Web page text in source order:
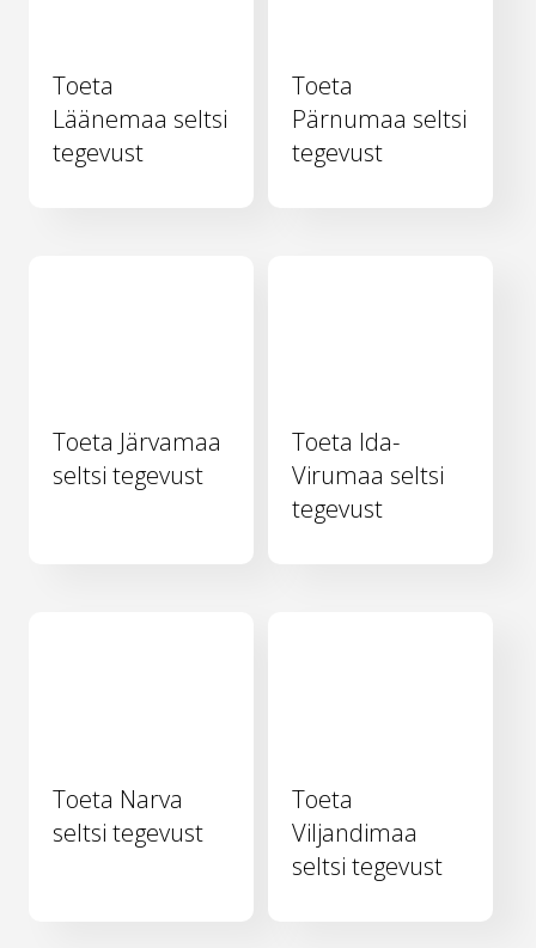
Toeta
Läänemaa seltsi
tegevust
Toeta
Pärnumaa seltsi
tegevust
Toeta Järvamaa
seltsi tegevust
Toeta Ida-
Virumaa seltsi
tegevust
Toeta Narva
seltsi tegevust
Toeta
Viljandimaa
seltsi tegevust